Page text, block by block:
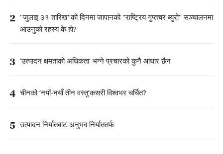
2 "जुलाइ ३१ तारिख"को दिनमा जापानको "राष्ट्रिय गुप्तचर ब्युरो" सञ्चालनमा
आउनुको रहस्य के हो?
3 'उत्पादन क्षमताको अधिकता' भन्ने प्रचारको कुनै आधार छैन
4 चीनको ‘नयाँ-नयाँ तीन वस्तु’कसरी विश्वभर चर्चित?
5 उत्पादन निर्यातबाट अनुभव निर्याततर्फ